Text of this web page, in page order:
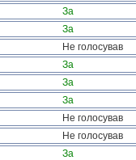
За
За
Не голосував
За
За
За
Не голосував
Не голосував
За